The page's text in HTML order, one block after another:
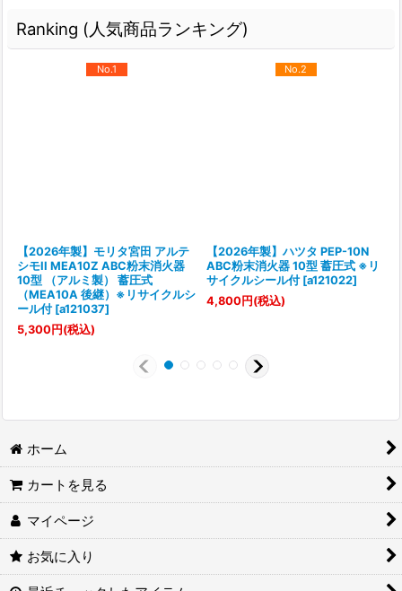
Ranking (人気商品ランキング)
No.1
【2026年製】モリタ宮田 アルテ
シモII MEA10Z ABC粉末消火器
10型 （アルミ製） 蓄圧式
（MEA10A 後継）※リサイクルシ
ール付 [a121037]
5,300円(税込)
No.2
【2026年製】ハツタ PEP-10N
ABC粉末消火器 10型 蓄圧式 ※リ
サイクルシール付 [a121022]
4,800円(税込)
ホーム
カートを見る
マイページ
お気に入り